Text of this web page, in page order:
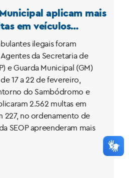
aplicam mais
em veículos
durante o
ilegais foram
da Secretaria de
e Guarda Municipal (GM)
17 a 22 de fevereiro,
do Sambódromo e
2.562 multas em
227, no ordenamento de
SEOP apreenderam mais